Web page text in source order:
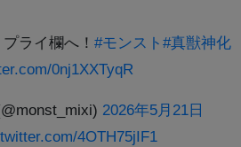
ライ欄へ！ #モンスト #真獣神化
0nj1XXTyqR
2026年5月21日
4OTH75jIF1